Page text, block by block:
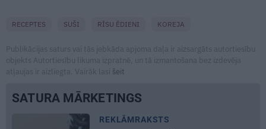
RECEPTES SUŠI RĪSU ĒDIENI KOREJA
Publikācijas saturs vai tās jebkāda apjoma daļa ir aizsargāts autortiesību
objekts Autortiesību likuma izpratnē, un tā izmantošana bez izdevēja
atļaujas ir aizliegta. Vairāk lasi šeit
SATURA MĀRKETINGS
MĀJA